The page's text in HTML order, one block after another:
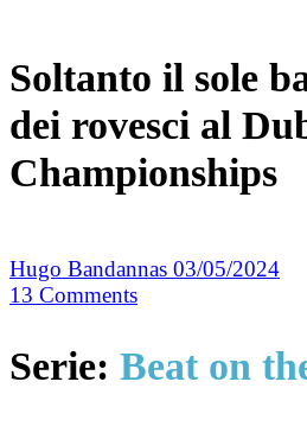
Soltanto il sole
dei rovesci al
Championships
Hugo Bandannas 03/05/2024
13 Comments
Serie: Beat on